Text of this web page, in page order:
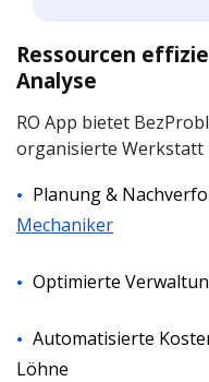
Ressourcen
Analyse
RO App bietet
organisierte Werkstatt
Planung &
Mechaniker
Optimierte
Automatisierte
Löhne